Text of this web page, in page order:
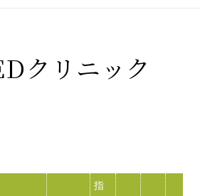
クリニック
指